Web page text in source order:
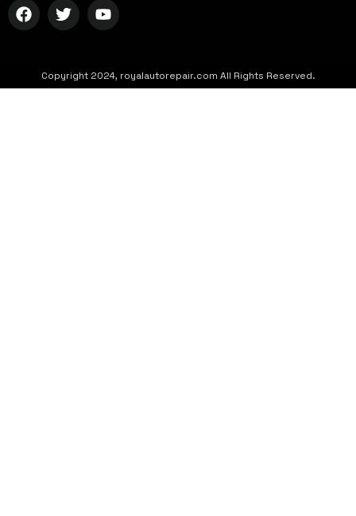
Copyright 2024, royalautorepair.com All Rights Reserved.